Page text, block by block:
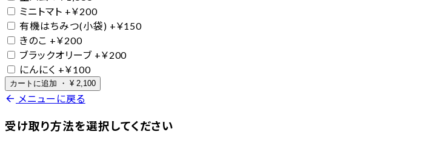
ミニトマト +￥200
有機はちみつ(小袋) +￥150
きのこ +￥200
ブラックオリーブ +￥200
にんにく +￥100
カートに追加 ・ ¥ 2,100
arrow_back メニューに戻る
受け取り方法を選択してください